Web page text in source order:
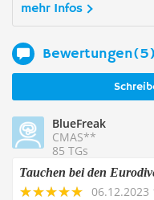
mehr Infos
Bewertungen(5)
BlueFreak
CMAS**
85 TGs
Tauchen bei den
06.12.2023